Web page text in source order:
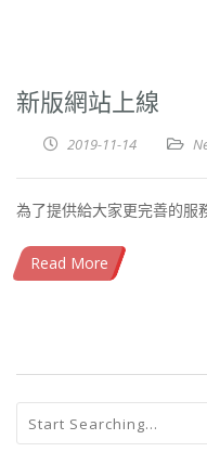
新版網站上線
2019-11-14
為了提供給大家更完善的服
Read More